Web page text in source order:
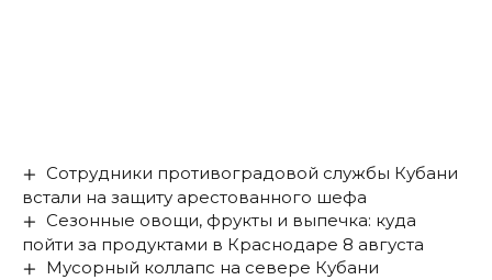
Сотрудники противоградовой службы Кубани
встали на защиту арестованного шефа
Сезонные овощи, фрукты и выпечка: куда
пойти за продуктами в Краснодаре 8 августа
Мусорный коллапс на севере Кубани